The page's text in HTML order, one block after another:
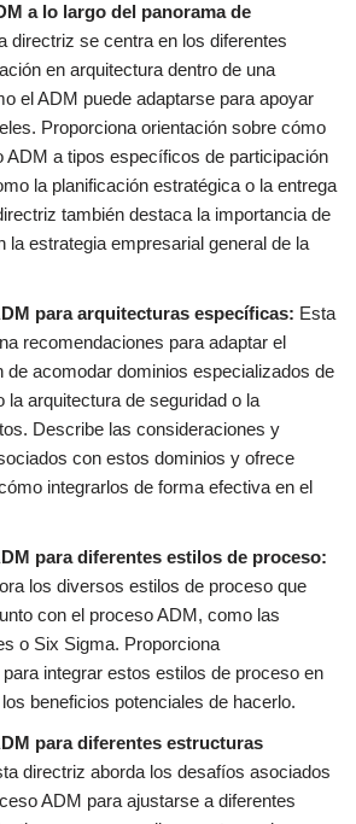
a lo largo del panorama de
directriz se centra en los diferentes
en arquitectura dentro de una
el ADM puede adaptarse para apoyar
Proporciona orientación sobre cómo
ADM a tipos específicos de participación
la planificación estratégica o la entrega
también destaca la importancia de
la estrategia empresarial general de la
para arquitecturas específicas: Esta
recomendaciones para adaptar el
de acomodar dominios especializados de
la arquitectura de seguridad o la
Describe las consideraciones y
con estos dominios y ofrece
integrarlos de forma efectiva en el
para diferentes estilos de proceso:
los diversos estilos de proceso que
con el proceso ADM, como las
o Six Sigma. Proporciona
integrar estos estilos de proceso en
beneficios potenciales de hacerlo.
para diferentes estructuras
directriz aborda los desafíos asociados
ADM para ajustarse a diferentes